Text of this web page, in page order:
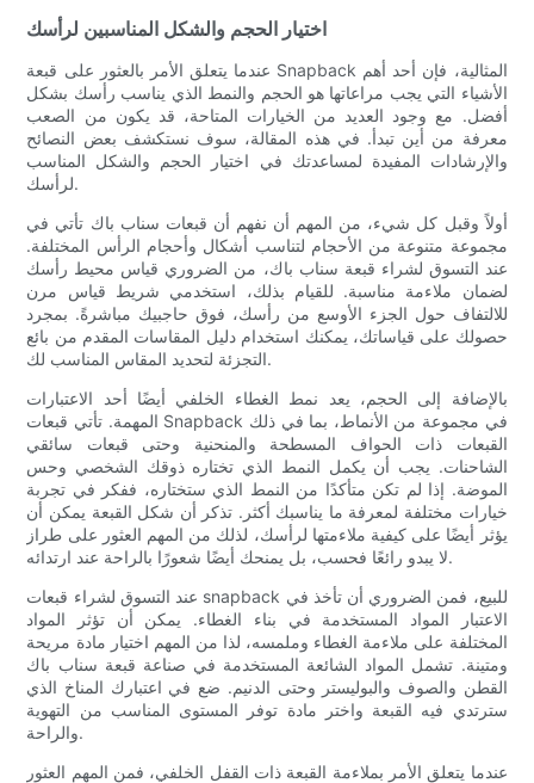
اختيار الحجم والشكل المناسبين لرأسك
عندما يتعلق الأمر بالعثور على قبعة Snapback المثالية، فإن أحد أهم
الأشياء التي يجب مراعاتها هو الحجم والنمط الذي يناسب رأسك بشكل
أفضل. مع وجود العديد من الخيارات المتاحة، قد يكون من الصعب
معرفة من أين تبدأ. في هذه المقالة، سوف نستكشف بعض النصائح
والإرشادات المفيدة لمساعدتك في اختيار الحجم والشكل المناسب
لرأسك.
أولاً وقبل كل شيء، من المهم أن نفهم أن قبعات سناب باك تأتي في
مجموعة متنوعة من الأحجام لتناسب أشكال وأحجام الرأس المختلفة.
عند التسوق لشراء قبعة سناب باك، من الضروري قياس محيط رأسك
لضمان ملاءمة مناسبة. للقيام بذلك، استخدمي شريط قياس مرن
للالتفاف حول الجزء الأوسع من رأسك، فوق حاجبيك مباشرةً. بمجرد
حصولك على قياساتك، يمكنك استخدام دليل المقاسات المقدم من بائع
التجزئة لتحديد المقاس المناسب لك.
بالإضافة إلى الحجم، يعد نمط الغطاء الخلفي أيضًا أحد الاعتبارات
المهمة. تأتي قبعات Snapback في مجموعة من الأنماط، بما في ذلك
القبعات ذات الحواف المسطحة والمنحنية وحتى قبعات سائقي
الشاحنات. يجب أن يكمل النمط الذي تختاره ذوقك الشخصي وحس
الموضة. إذا لم تكن متأكدًا من النمط الذي ستختاره، ففكر في تجربة
خيارات مختلفة لمعرفة ما يناسبك أكثر. تذكر أن شكل القبعة يمكن أن
يؤثر أيضًا على كيفية ملاءمتها لرأسك، لذلك من المهم العثور على طراز
لا يبدو رائعًا فحسب، بل يمنحك أيضًا شعورًا بالراحة عند ارتدائه.
عند التسوق لشراء قبعات snapback للبيع، فمن الضروري أن تأخذ في
الاعتبار المواد المستخدمة في بناء الغطاء. يمكن أن تؤثر المواد
المختلفة على ملاءمة الغطاء وملمسه، لذا من المهم اختيار مادة مريحة
ومتينة. تشمل المواد الشائعة المستخدمة في صناعة قبعة سناب باك
القطن والصوف والبوليستر وحتى الدنيم. ضع في اعتبارك المناخ الذي
سترتدي فيه القبعة واختر مادة توفر المستوى المناسب من التهوية
والراحة.
عندما يتعلق الأمر بملاءمة القبعة ذات القفل الخلفي، فمن المهم العثور